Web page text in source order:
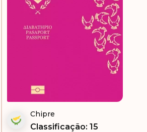
Chipre
Classificação: 15